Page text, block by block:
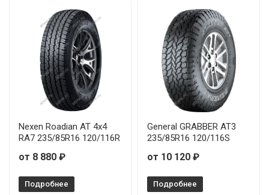
Nexen Roadian AT 4х4
RA7 235/85R16 120/116R
от 8 880 ₽
Подробнее
General GRABBER AT3
235/85R16 120/116S
от 10 120 ₽
Подробнее